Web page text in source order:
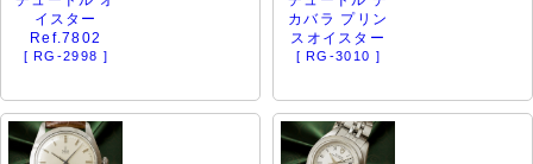
イスター
Ref.7802
[ RG-2998 ]
カバラ プリン
スオイスター
[ RG-3010 ]